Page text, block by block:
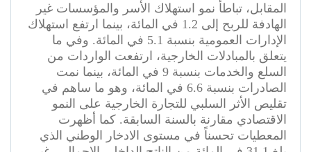
المقابل، تباطأ نمو استهلاك الأسر والمؤسسات غير
الهادفة للربح إلى 1.2 في المائة، بينما ارتفع استهلاك
الإدارات العمومية بنسبة 5.1 في المائة. وفي ما
يتعلق بالمبادلات الخارجية، ارتفعت الواردات من
السلع والخدمات بنسبة 9 في المائة، بينما نمت
الصادرات بنسبة 6.6 في المائة، وهو ما ساهم في
تقليص الأثر السلبي للتجارة الخارجية على النمو
الاقتصادي مقارنة بالسنة السابقة. كما أظهرت
المعطيات تحسناً في مستوى الادخار الوطني الذي